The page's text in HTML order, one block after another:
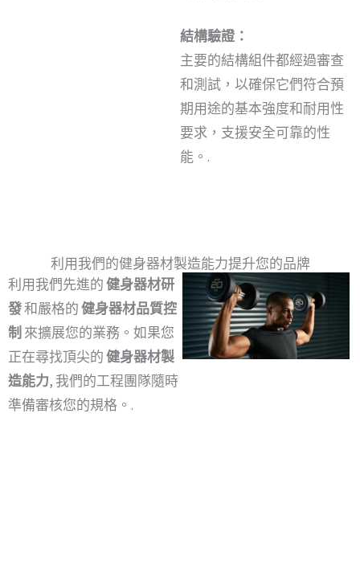
結構驗證：
主要的結構組件都經過審查
和測試，以確保它們符合預
期用途的基本強度和耐用性
要求，支援安全可靠的性
能。.
利用我們的健身器材製造能力提升您的品牌
利用我們先進的健身器材研
發和嚴格的健身器材品質控
制 來擴展您的業務。如果您
正在尋找頂尖的健身器材製
造能力, 我們的工程團隊隨時
準備審核您的規格。.